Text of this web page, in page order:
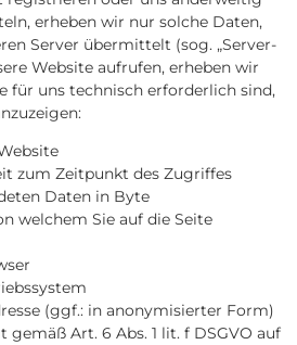
erheben wir nur solche Daten,
Server übermittelt (sog. „Server-
Website aufrufen, erheben wir
für uns technisch erforderlich sind,
zum Zeitpunkt des Zugriffes
Daten in Byte
welchem Sie auf die Seite
(ggf.: in anonymisierter Form)
Art. 6 Abs. 1 lit. f DSGVO auf